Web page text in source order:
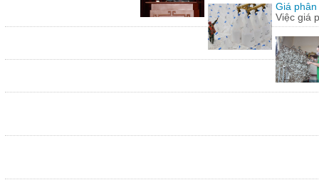
Giá
Việc giá